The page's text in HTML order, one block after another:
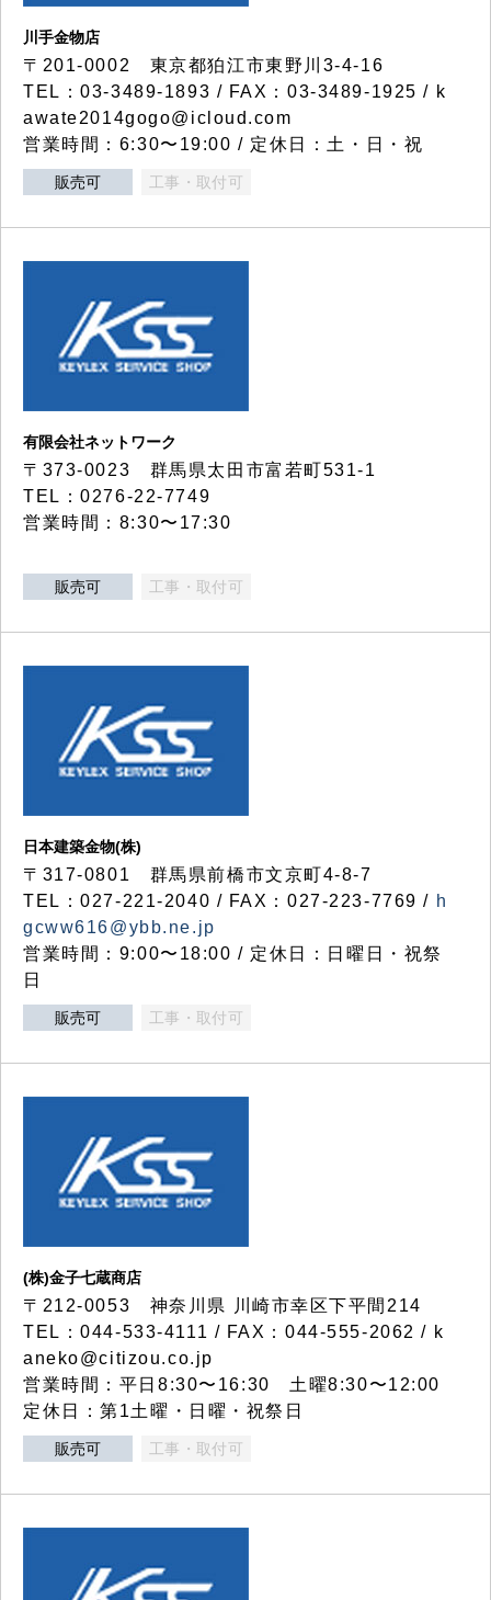
川手金物店
〒201-0002 東京都狛江市東野川3-4-16
TEL：03-3489-1893 / FAX：03-3489-1925 / k
awate2014gogo@icloud.com
営業時間：6:30〜19:00 / 定休日：土・日・祝
販売可 工事・取付可
有限会社ネットワーク
〒373-0023 群馬県太田市富若町531-1
TEL：0276-22-7749
営業時間：8:30〜17:30
販売可 工事・取付可
日本建築金物(株)
〒317‐0801 群馬県前橋市文京町4-8-7
TEL：027-221-2040 / FAX：027-223-7769 / h
gcww616@ybb.ne.jp
営業時間：9:00〜18:00 / 定休日：日曜日・祝祭
日
販売可 工事・取付可
(株)金子七蔵商店
〒212-0053 神奈川県 川崎市幸区下平間214
TEL：044-533-4111 / FAX：044-555-2062 / k
aneko@citizou.co.jp
営業時間：平日8:30〜16:30 土曜8:30〜12:00
定休日：第1土曜・日曜・祝祭日
販売可 工事・取付可